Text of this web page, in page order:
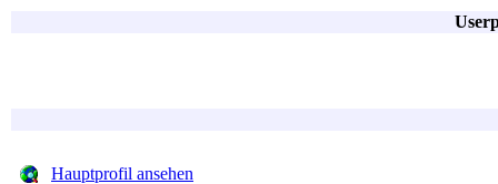
Hauptprofil ansehen